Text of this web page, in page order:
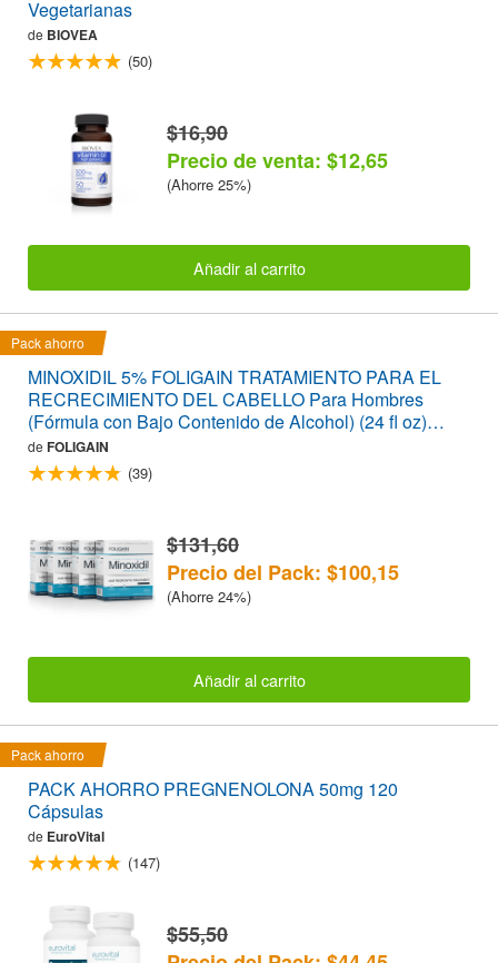
Vegetarianas
de BIOVEA
(50)
$16,90
Precio de venta: $12,65
(Ahorre 25%)
Añadir al carrito
Pack ahorro
MINOXIDIL 5% FOLIGAIN TRATAMIENTO PARA EL
RECRECIMIENTO DEL CABELLO Para Hombres
(Fórmula con Bajo Contenido de Alcohol) (24 fl oz)
720ml Suministro para 12 Meses
de FOLIGAIN
(39)
$131,60
Precio del Pack: $100,15
(Ahorre 24%)
Añadir al carrito
Pack ahorro
PACK AHORRO PREGNENOLONA 50mg 120
Cápsulas
de EuroVital
(147)
$55,50